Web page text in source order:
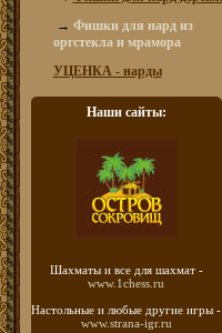
→ Фишки для нард из
оргстекла и мрамора
УЦЕНКА - нарды
Наши сайты:
Шахматы и все для шахмат -
www.1chess.ru
Настольные и любые другие игры -
www.strana-igr.ru